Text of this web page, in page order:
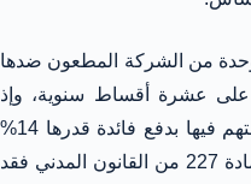
وحدة من الشركة المطعون ضدها
على عشرة أقساط سنوية، وإذ
حررت عقود البيع وتبين لهم أنها ألزمتهم فيها بدفع فائدة قدرها 14%
على باقي الثمن مخالفة بذلك نص المادة 227 من القانون المدني فقد